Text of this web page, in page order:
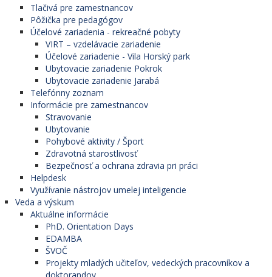
Tlačivá pre zamestnancov
Pôžička pre pedagógov
Účelové zariadenia - rekreačné pobyty
VIRT – vzdelávacie zariadenie
Účelové zariadenie - Vila Horský park
Ubytovacie zariadenie Pokrok
Ubytovacie zariadenie Jarabá
Telefónny zoznam
Informácie pre zamestnancov
Stravovanie
Ubytovanie
Pohybové aktivity / Šport
Zdravotná starostlivosť
Bezpečnosť a ochrana zdravia pri práci
Helpdesk
Využívanie nástrojov umelej inteligencie
Veda a výskum
Aktuálne informácie
PhD. Orientation Days
EDAMBA
ŠVOČ
Projekty mladých učiteľov, vedeckých pracovníkov a